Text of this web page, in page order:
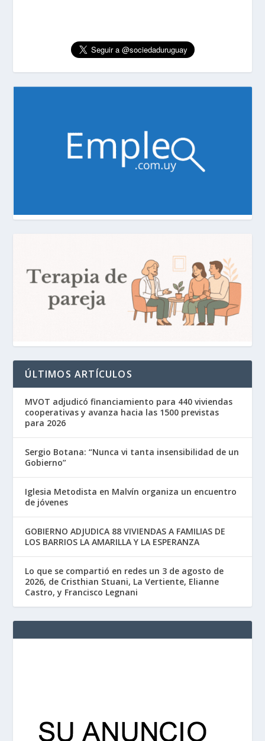
ÚLTIMOS ARTÍCULOS
MVOT adjudicó financiamiento para 440 viviendas
cooperativas y avanza hacia las 1500 previstas
para 2026
Sergio Botana: “Nunca vi tanta insensibilidad de un
Gobierno”
Iglesia Metodista en Malvín organiza un encuentro
de jóvenes
GOBIERNO ADJUDICA 88 VIVIENDAS A FAMILIAS DE
LOS BARRIOS LA AMARILLA Y LA ESPERANZA
Lo que se compartió en redes un 3 de agosto de
2026, de Cristhian Stuani, La Vertiente, Elianne
Castro, y Francisco Legnani